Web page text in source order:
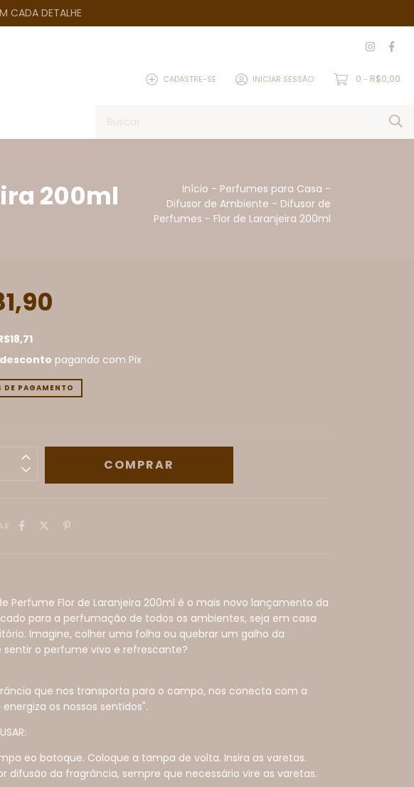
CADA DETALHE
CADASTRE-SE INICIAR SESSÃO 0 - R$0,00
200ml Início - Perfumes para Casa -
Difusor de Ambiente - Difusor de
Perfumes - Flor de Laranjeira 200ml
pagando com Pix
DE PAGAMENTO
Perfume Flor de Laranjeira 200ml é o mais novo lançamento da
para a perfumação de todos os ambientes, seja em casa
Imagine, colher uma folha ou quebrar um galho da
sentir o perfume vivo e refrescante?
que nos transporta para o campo, nos conecta com a
os nossos sentidos".
eo batoque. Coloque a tampa de volta. Insira as varetas.
difusão da fragrância, sempre que necessário vire as varetas.